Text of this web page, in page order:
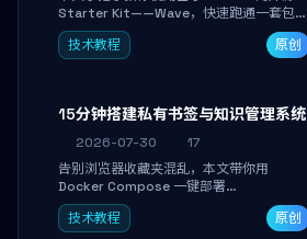
Starter Kit——Wave，快速跑通一套包含
用户认证、订阅计费、角色权限和后台管理
的完整 SaaS 骨架。附带 Stripe 测试支付
技术教程 原创
15分钟搭建私有书签与知识管理系统
2026-07-30
17
告别浏览器收藏夹混乱，本文带你用
Docker Compose 一键部署
Linkwarden。15 分钟完成私有书签系统搭
建，掌握网页快照归档、高亮批注、分类管
技术教程 原创